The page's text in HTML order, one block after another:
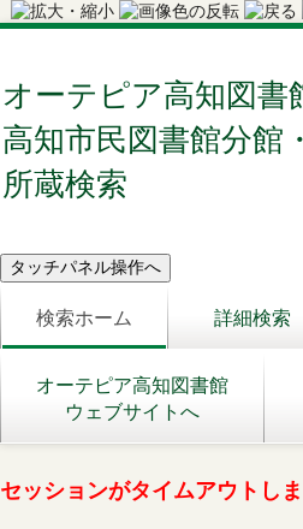
オーテピア高知図書
高知市民図書館分館
所蔵検索
検索ホーム 詳細検索
オーテピア高知図書館
ウェブサイトへ
セッションがタイムアウトしま